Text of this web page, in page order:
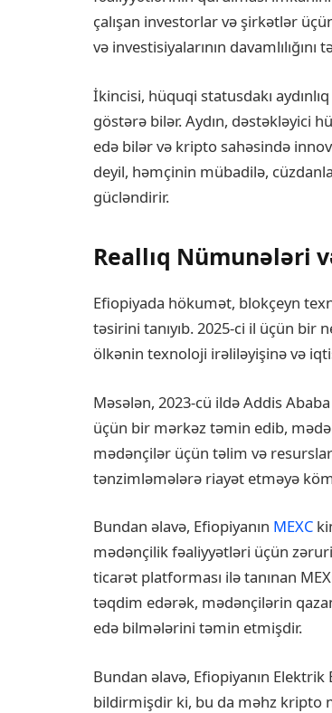
çalışan investorlar və şirkətlər
və investisiyalarının
İkincisi, hüquqi statusdakı
göstərə bilər. Aydın, dəstəkləyici
edə bilər və kripto sahəsində
deyil, həmçinin mübadilə,
gücləndirir.
Reallıq Nümunələri
Efiopiyada hökumət, blokçeyn
təsirini tanıyıb. 2025-ci il üçün bir
ölkənin texnoloji irəliləyişinə və
Məsələn, 2023-cü ildə Addis
üçün bir mərkəz təmin edib,
mədənçilər üçün təlim və
tənzimləmələrə riayət etməyə
Bundan əlavə, Efiopiyanın MEXC
mədənçilik fəaliyyətləri üçün
ticarət platforması ilə tanınan
təqdim edərək, mədənçilərin
edə bilmələrini təmin etmişdir.
Bundan əlavə, Efiopiyanın
bildirmişdir ki, bu da məhz kripto